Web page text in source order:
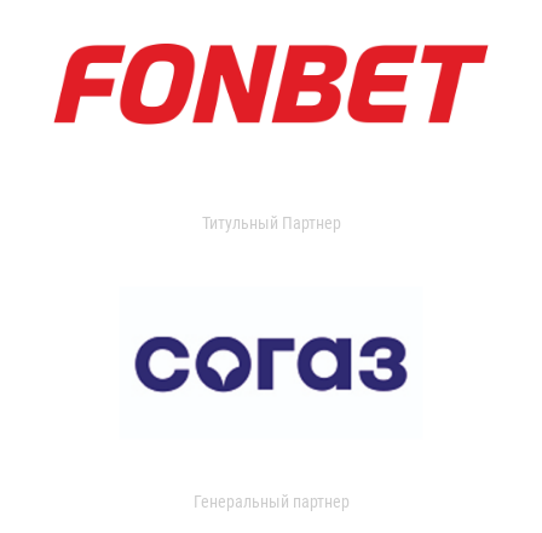
Титульный Партнер
Генеральный партнер